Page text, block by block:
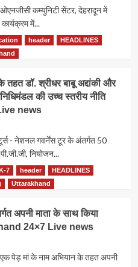
कम्युनिटी सेंटर, देहरादून में
में...
header
HEADLINES
डॉ. श्रीधर बाबू अद्दांकी और
की उच्च स्तरीय नीति
news
- नेशनल गवर्नेंस टूर के अंतर्गत 50
नियोजन...
7 header
HEADLINES
Uttarakhand
अपनी माता के साथ किया
24×7 Live news
एक पेड़ मां के नाम अभियान के तहत अपनी